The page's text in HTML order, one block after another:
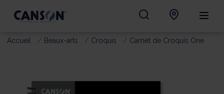
Accueil Beaux-arts Croquis Carnet de Croquis One